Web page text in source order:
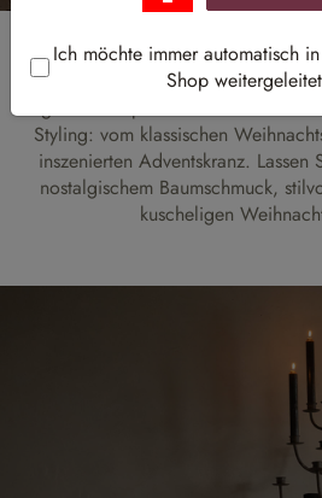
Der Advent steht vor der Tür und die
Styling: vom klassischen
inszenierten Adventskranz.
nostalgischem Baumschmuck,
kuscheligen
Ich möchte immer automatisch
Shop